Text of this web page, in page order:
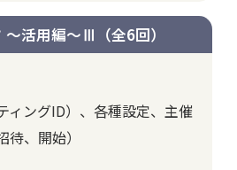
～活用編～Ⅲ （全6回）
ィングID）、各種設定、主催
待、開始）